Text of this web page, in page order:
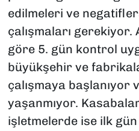
edilmeleri ve
çalışmaları gerekiyor.
göre 5. gün kontrol
büyükşehir ve
çalışmaya başlanıyor
yaşanmıyor.
işletmelerde ise ilk